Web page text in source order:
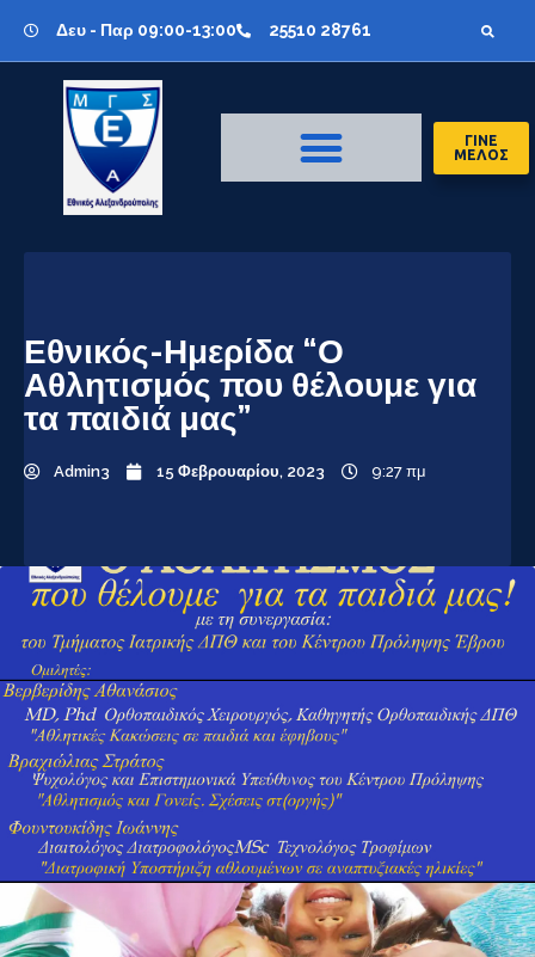
Δευ - Παρ 09:00-13:00 25510 28761
ΓΙΝΕ
ΜΕΛΟΣ
Εθνικός-Ημερίδα “Ο
Αθλητισμός που θέλουμε για
τα παιδιά μας”
Admin3 15 Φεβρουαρίου, 2023 9:27 πμ